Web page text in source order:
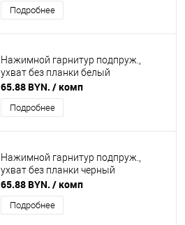
Подробнее
Нажимной гарнитур подпруж.,
ухват без планки белый
65.88 BYN. / комп
Подробнее
Нажимной гарнитур подпруж.,
ухват без планки черный
65.88 BYN. / комп
Подробнее